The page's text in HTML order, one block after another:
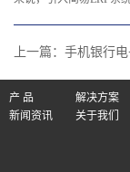
上一篇： 手机银行
产 品 解决方案
新闻资讯
关于我们